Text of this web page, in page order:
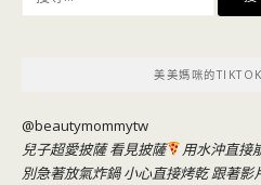
美美媽咪的
@beautymommytw
兒子超愛披薩 看見披薩
用水沖直接
別急著放氣炸鍋 小心直接烤乾 跟著